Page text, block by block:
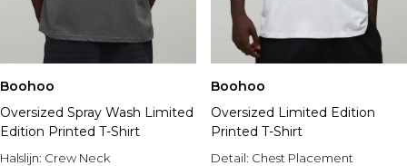
Boohoo
Oversized Spray Wash Limited
Edition Printed T-Shirt
Halslijn: Crew Neck
Boohoo
Oversized Limited Edition
Printed T-Shirt
Detail: Chest Placement